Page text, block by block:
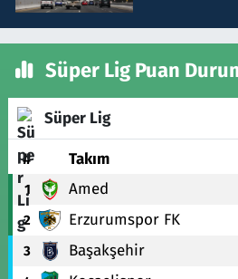
Süper Lig Puan
Süper Lig
# Takım
1 Amed
2 Erzurumspor FK
3 Başakşehir